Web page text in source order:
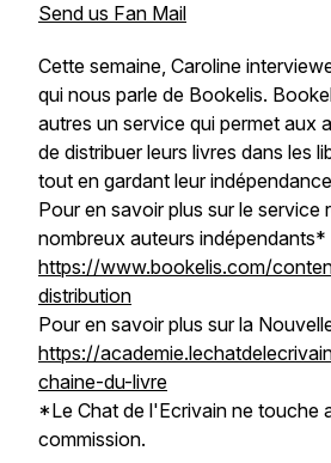
Send us Fan Mail
Cette semaine, Caroline
qui nous parle de Bookelis.
autres un service qui permet aux
de distribuer leurs livres dans les
tout en gardant leur
Pour en savoir plus sur le service
nombreux auteurs indépendants*
https://www.bookelis.com/
distribution
Pour en savoir plus sur la
https://
chaine-du-livre
*Le Chat de l'Ecrivain ne touche
commission.